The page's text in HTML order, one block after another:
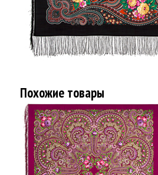
Похожие товары